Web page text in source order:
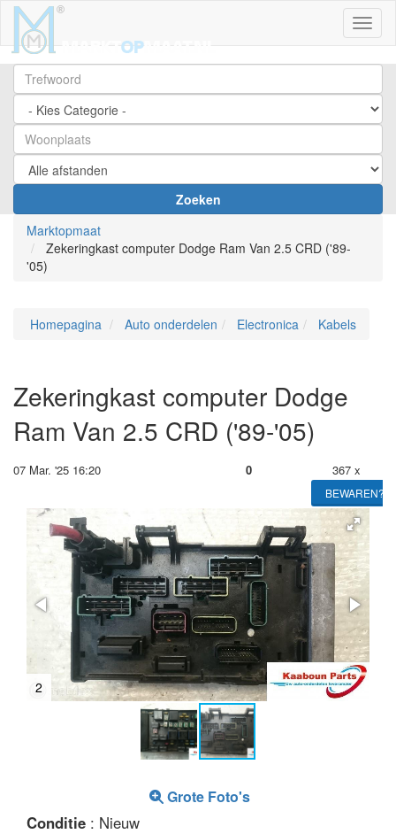
Zoeken
Marktopmaat
Zekeringkast computer Dodge Ram Van 2.5 CRD ('89-
'05)
Homepagina Auto onderdelen Electronica Kabels
Zekeringkast computer Dodge
Ram Van 2.5 CRD ('89-'05)
07 Mar. '25 16:20 0 367 x
BEWAREN?
2
Grote Foto's
Conditie : Nieuw